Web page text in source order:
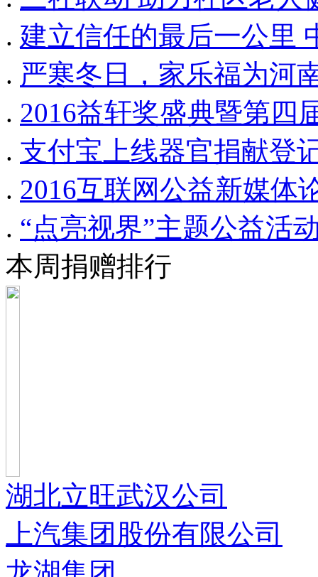
. 建立信任的最后一公里
. 严寒冬日，家乐福为河
. 2016益轩奖盛典暨第四
. 支付宝上线器官捐献登
. 2016互联网公益新媒体
. “点亮视界”主题公益活
本周捐赠排行
湖北立旺武汉公司
上汽集团股份有限公司